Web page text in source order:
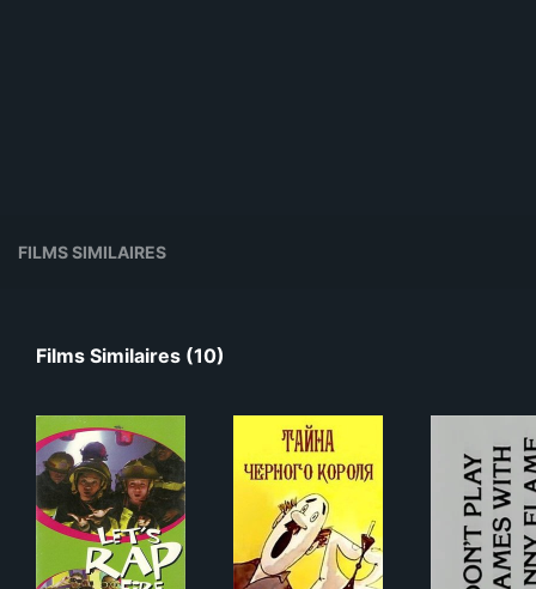
FILMS SIMILAIRES
Films Similaires (10)